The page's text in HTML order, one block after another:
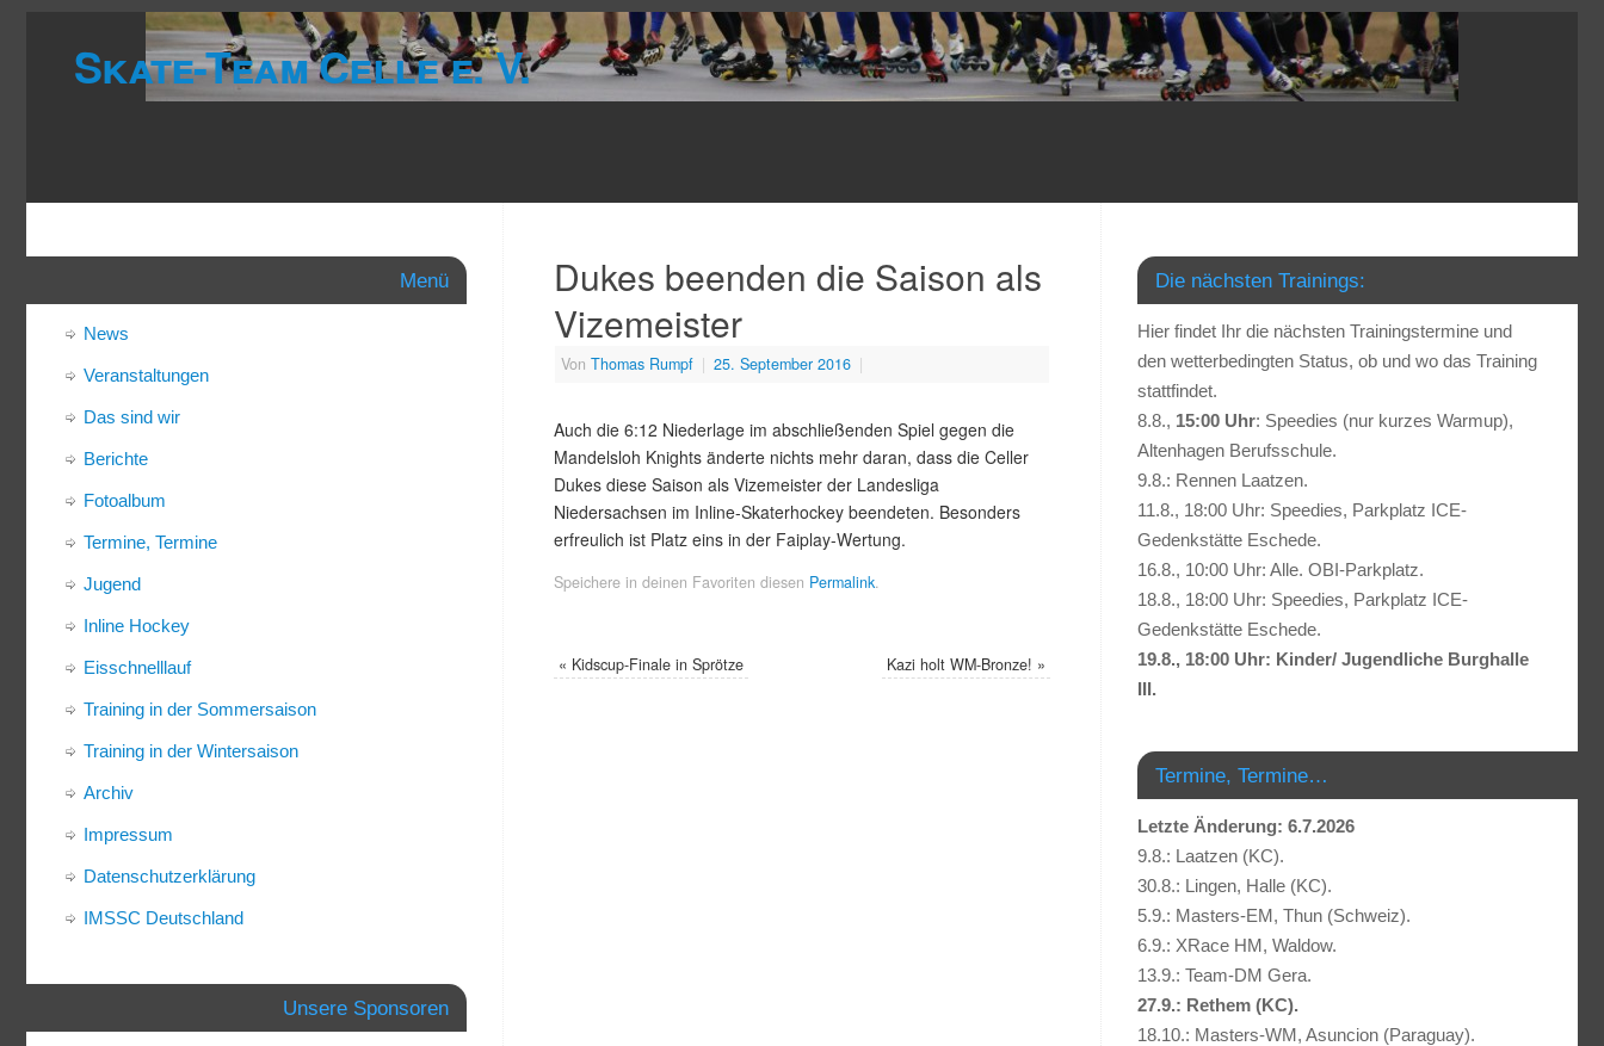
Skate-Team Celle e. V.
Dukes beenden die Saison als
Vizemeister
Von Thomas Rumpf | 25. September 2016 |
Auch die 6:12 Niederlage im abschließenden Spiel gegen die
Mandelsloh Knights änderte nichts mehr daran, dass die Celler
Dukes diese Saison als Vizemeister der Landesliga
Niedersachsen im Inline-Skaterhockey beendeten. Besonders
erfreulich ist Platz eins in der Faiplay-Wertung.
Speichere in deinen Favoriten diesen Permalink.
« Kidscup-Finale in Sprötze Kazi holt WM-Bronze! »
Menü
News
Veranstaltungen
Das sind wir
Berichte
Fotoalbum
Termine, Termine
Jugend
Inline Hockey
Eisschnelllauf
Training in der Sommersaison
Training in der Wintersaison
Archiv
Impressum
Datenschutzerklärung
IMSSC Deutschland
Unsere Sponsoren
Die nächsten Trainings:
Hier findet Ihr die nächsten Trainingstermine und
den wetterbedingten Status, ob und wo das Training
stattfindet.
8.8., 15:00 Uhr: Speedies (nur kurzes Warmup),
Altenhagen Berufsschule.
9.8.: Rennen Laatzen.
11.8., 18:00 Uhr: Speedies, Parkplatz ICE-
Gedenkstätte Eschede.
16.8., 10:00 Uhr: Alle. OBI-Parkplatz.
18.8., 18:00 Uhr: Speedies, Parkplatz ICE-
Gedenkstätte Eschede.
19.8., 18:00 Uhr: Kinder/ Jugendliche Burghalle
III.
Termine, Termine…
Letzte Änderung: 6.7.2026
9.8.: Laatzen (KC).
30.8.: Lingen, Halle (KC).
5.9.: Masters-EM, Thun (Schweiz).
6.9.: XRace HM, Waldow.
13.9.: Team-DM Gera.
27.9.: Rethem (KC).
18.10.: Masters-WM, Asuncion (Paraguay).